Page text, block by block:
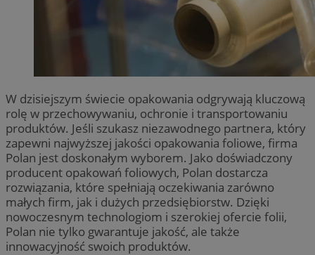
W dzisiejszym świecie opakowania odgrywają kluczową
rolę w przechowywaniu, ochronie i transportowaniu
produktów. Jeśli szukasz niezawodnego partnera, który
zapewni najwyższej jakości opakowania foliowe, firma
Polan jest doskonałym wyborem. Jako doświadczony
producent opakowań foliowych, Polan dostarcza
rozwiązania, które spełniają oczekiwania zarówno
małych firm, jak i dużych przedsiębiorstw. Dzięki
nowoczesnym technologiom i szerokiej ofercie folii,
Polan nie tylko gwarantuje jakość, ale także
innowacyjność swoich produktów.